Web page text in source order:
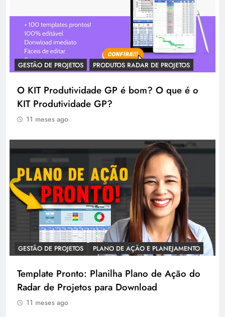
GESTÃO DE PROJETOS PRODUTOS RADAR DE PROJETOS
O KIT Produtividade GP é bom? O que é o
KIT Produtividade GP?
11 meses ago
GESTÃO DE PROJETOS PLANO DE AÇÃO E PLANEJAMENTO
Template Pronto: Planilha Plano de Ação do
Radar de Projetos para Download
11 meses ago